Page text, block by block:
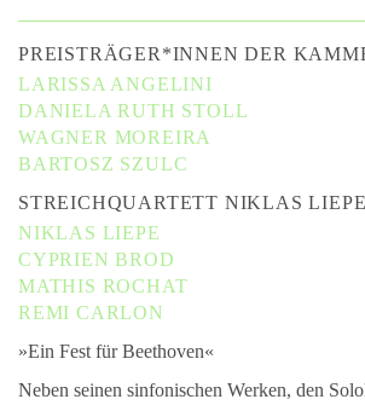
PREISTRÄGER*INNEN DER
LARISSA ANGELINI
DANIELA RUTH STOLL
WAGNER MOREIRA
BARTOSZ SZULC
STREICHQUARTETT NIKLAS
NIKLAS LIEPE
CYPRIEN BROD
MATHIS ROCHAT
REMI CARLON
»Ein Fest für Beethoven«
Neben seinen sinfonischen Werken, den